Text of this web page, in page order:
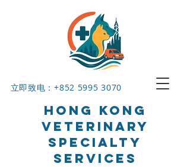
立即致电：+852 5995 3070
HONG KONG
VETERINARY
SPECIALTY
SERVICES